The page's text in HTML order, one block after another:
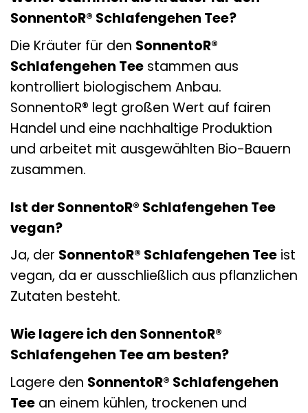
SonnentoR® Schlafengehen Tee?
Die Kräuter für den SonnentoR®
Schlafengehen Tee stammen aus
kontrolliert biologischem Anbau.
SonnentoR® legt großen Wert auf fairen
Handel und eine nachhaltige Produktion
und arbeitet mit ausgewählten Bio-Bauern
zusammen.
Ist der SonnentoR® Schlafengehen Tee
vegan?
Ja, der SonnentoR® Schlafengehen Tee ist
vegan, da er ausschließlich aus pflanzlichen
Zutaten besteht.
Wie lagere ich den SonnentoR®
Schlafengehen Tee am besten?
Lagere den SonnentoR® Schlafengehen
Tee an einem kühlen, trockenen und